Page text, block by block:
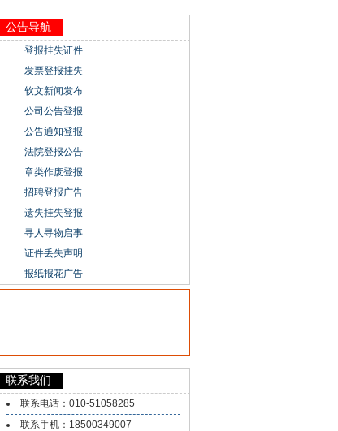
公告导航
登报挂失证件
发票登报挂失
软文新闻发布
公司公告登报
公告通知登报
法院登报公告
章类作废登报
招聘登报广告
遗失挂失登报
寻人寻物启事
证件丢失声明
报纸报花广告
联系我们
联系电话：010-51058285
联系手机：18500349007